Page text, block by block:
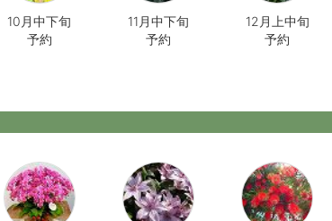
10月中下旬
予約
11月中下旬
予約
12月上中旬
予約